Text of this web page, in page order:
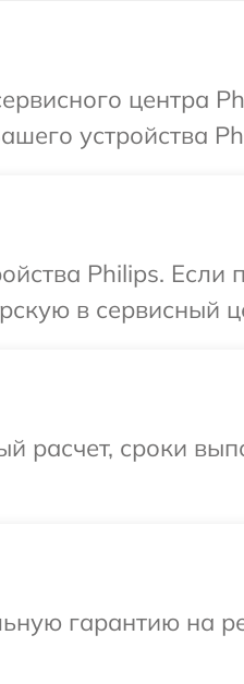
центра
устройства
Philips. Если
в сервисный
расчет, сроки
гарантию на